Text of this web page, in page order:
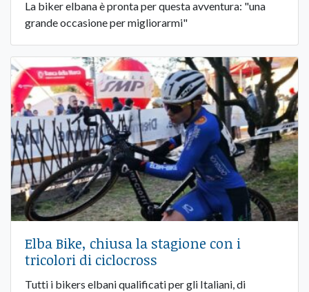
La biker elbana è pronta per questa avventura: "una
grande occasione per migliorarmi"
Elba Bike, chiusa la stagione con i
tricolori di ciclocross
Tutti i bikers elbani qualificati per gli Italiani, di